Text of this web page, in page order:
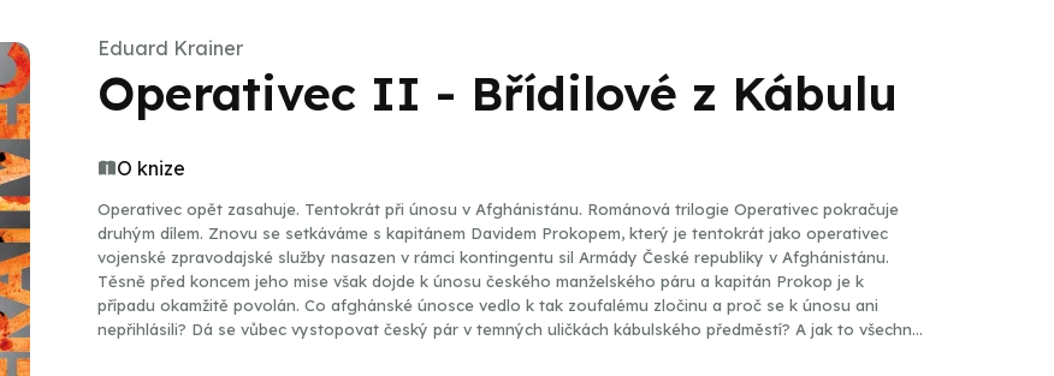
Eduard Krainer
Operativec II - Břídilové z Kábulu
O knize
Operativec opět zasahuje. Tentokrát při únosu v Afghánistánu. Románová trilogie Operativec pokračuje
druhým dílem. Znovu se setkáváme s kapitánem Davidem Prokopem, který je tentokrát jako operativec
vojenské zpravodajské služby nasazen v rámci kontingentu sil Armády České republiky v Afghánistánu.
Těsně před koncem jeho mise však dojde k únosu českého manželského páru a kapitán Prokop je k
případu okamžitě povolán. Co afghánské únosce vedlo k tak zoufalému zločinu a proč se k únosu ani
nepřihlásili? Dá se vůbec vystopovat český pár v temných uličkách kábulského předměstí? A jak to všechno